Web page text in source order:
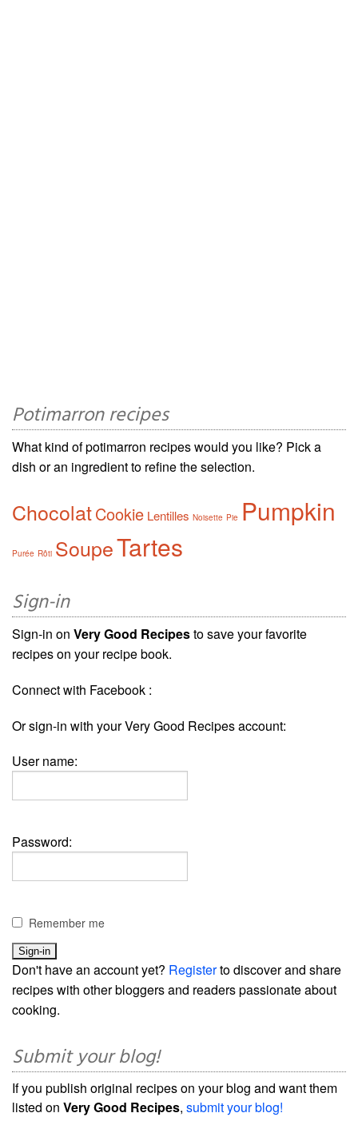
Potimarron recipes
What kind of potimarron recipes would you like? Pick a
dish or an ingredient to refine the selection.
ChocolatCookie Lentilles Noisette Pie Pumpkin
Purée Rôti SoupeTartes
Sign-in
Sign-in on Very Good Recipesto save your favorite
recipes on your recipe book.
Connect with Facebook :
Or sign-in with your Very Good Recipes account:
User name:
Password:
Remember me
Don't have an account yet? Registerto discover and share
recipes with other bloggers and readers passionate about
cooking.
Submit your blog!
If you publish original recipes on your blog and want them
listed on Very Good Recipes, submit your blog!